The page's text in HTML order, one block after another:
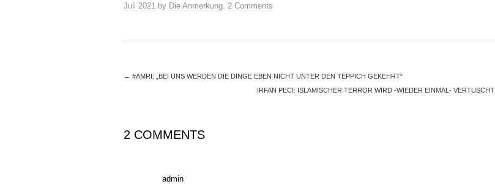
Juli 2021 by Die Anmerkung 2 Comments
← #AMRI: „BEI UNS WERDEN DIE DINGE EBEN NICHT UNTER DEN TEPPICH GEKEHRT“
IRFAN PECI: ISLAMISCHER TERROR WIRD -WIEDER EINMAL- VERTUSCHT
2 COMMENTS
admin